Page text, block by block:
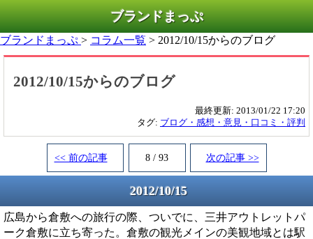
ブランドまっぷ
ブランドまっぷ > コラム一覧 > 2012/10/15からのブログ
2012/10/15からのブログ
最終更新: 2013/01/22 17:20
タグ: ブログ・感想・意見・口コミ・評判
<< 前の記事 8 / 93 次の記事 >>
2012/10/15
広島から倉敷への旅行の際、ついでに、三井アウトレットパ
ーク倉敷に立ち寄った。倉敷の観光メインの美観地域とは駅